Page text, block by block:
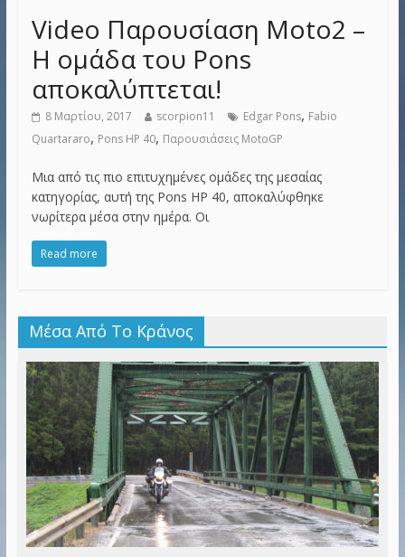
Video Παρουσίαση Moto2 –
Η ομάδα του Pons
αποκαλύπτεται!
8 Μαρτίου, 2017 scorpion11 Edgar Pons, Fabio
Quartararo, Pons HP 40, Παρουσιάσεις MotoGP
Μια από τις πιο επιτυχημένες ομάδες της μεσαίας
κατηγορίας, αυτή της Pons HP 40, αποκαλύφθηκε
νωρίτερα μέσα στην ημέρα. Οι
Read more
Μέσα Από Το Κράνος